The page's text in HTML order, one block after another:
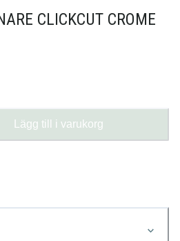
CLICKCUT CROME
Lägg till i varukorg